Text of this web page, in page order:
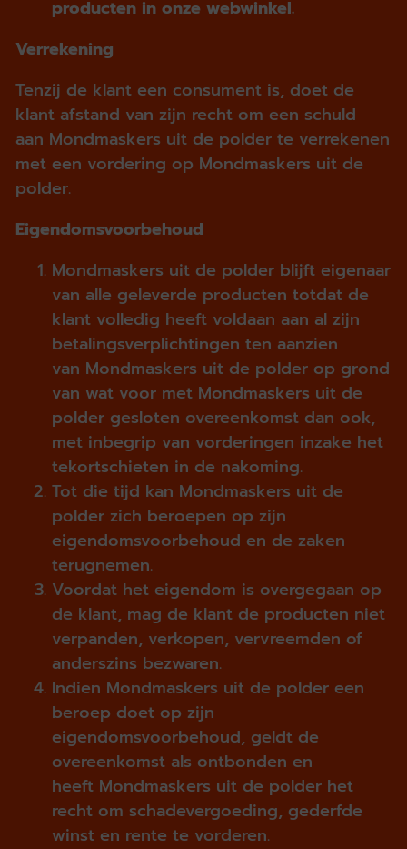
producten in onze webwinkel.
Verrekening
Tenzij de klant een consument is, doet de
klant afstand van zijn recht om een schuld
aan Mondmaskers uit de polder te verrekenen
met een vordering op Mondmaskers uit de
polder.
Eigendomsvoorbehoud
Mondmaskers uit de polder blijft eigenaar
van alle geleverde producten totdat de
klant volledig heeft voldaan aan al zijn
betalingsverplichtingen ten aanzien
van Mondmaskers uit de polder op grond
van wat voor met Mondmaskers uit de
polder gesloten overeenkomst dan ook,
met inbegrip van vorderingen inzake het
tekortschieten in de nakoming.
Tot die tijd kan Mondmaskers uit de
polder zich beroepen op zijn
eigendomsvoorbehoud en de zaken
terugnemen.
Voordat het eigendom is overgegaan op
de klant, mag de klant de producten niet
verpanden, verkopen, vervreemden of
anderszins bezwaren.
Indien Mondmaskers uit de polder een
beroep doet op zijn
eigendomsvoorbehoud, geldt de
overeenkomst als ontbonden en
heeft Mondmaskers uit de polder het
recht om schadevergoeding, gederfde
winst en rente te vorderen.